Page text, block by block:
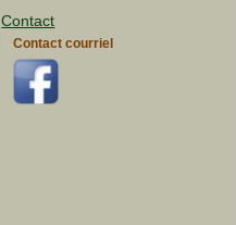
Contact
Contact courriel